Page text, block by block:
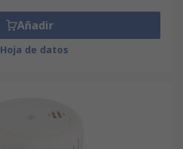
Añadir
Hoja de datos